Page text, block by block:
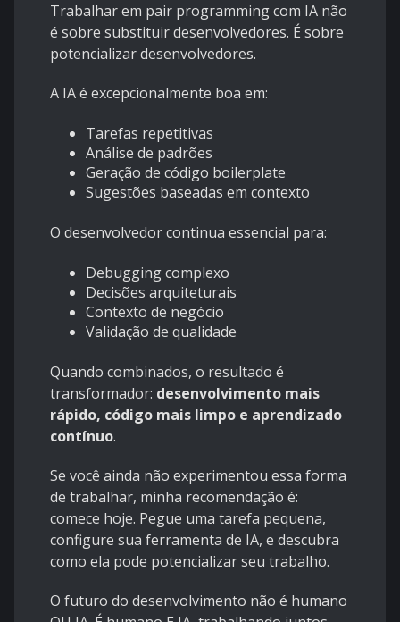
Trabalhar em pair programming com IA não
é sobre substituir desenvolvedores. É sobre
potencializar desenvolvedores.
A IA é excepcionalmente boa em:
Tarefas repetitivas
Análise de padrões
Geração de código boilerplate
Sugestões baseadas em contexto
O desenvolvedor continua essencial para:
Debugging complexo
Decisões arquiteturais
Contexto de negócio
Validação de qualidade
Quando combinados, o resultado é
transformador: desenvolvimento mais
rápido, código mais limpo e aprendizado
contínuo.
Se você ainda não experimentou essa forma
de trabalhar, minha recomendação é:
comece hoje. Pegue uma tarefa pequena,
configure sua ferramenta de IA, e descubra
como ela pode potencializar seu trabalho.
O futuro do desenvolvimento não é humano